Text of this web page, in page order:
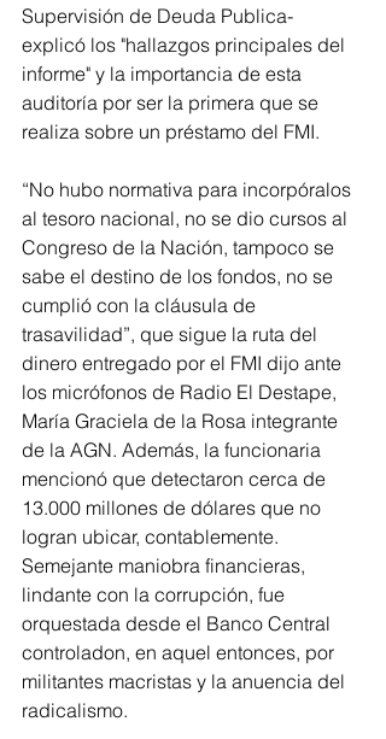
Supervisión de Deuda Publica-
explicó los "hallazgos principales del
informe" y la importancia de esta
auditoría por ser la primera que se
realiza sobre un préstamo del FMI.
“No hubo normativa para incorpóralos
al tesoro nacional, no se dio cursos al
Congreso de la Nación, tampoco se
sabe el destino de los fondos, no se
cumplió con la cláusula de
trasavilidad”, que sigue la ruta del
dinero entregado por el FMI dijo ante
los micrófonos de Radio El Destape,
María Graciela de la Rosa integrante
de la AGN. Además, la funcionaria
mencionó que detectaron cerca de
13.000 millones de dólares que no
logran ubicar, contablemente.
Semejante maniobra financieras,
lindante con la corrupción, fue
orquestada desde el Banco Central
controladon, en aquel entonces, por
militantes macristas y la anuencia del
radicalismo.